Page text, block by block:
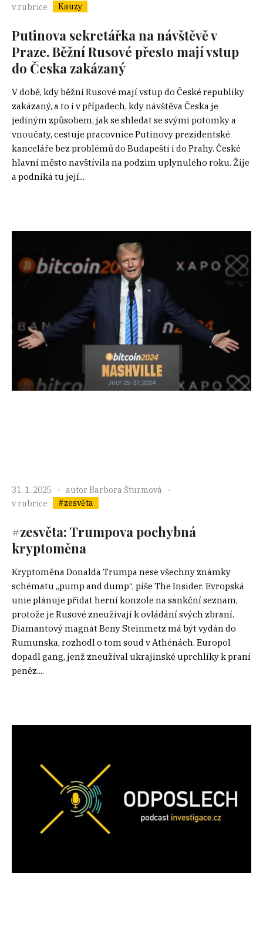
v rubrice
Kauzy
Putinova sekretářka na návštěvě v
Praze. Běžní Rusové přesto mají vstup
do Česka zakázaný
V době, kdy běžní Rusové mají vstup do České republiky
zakázaný, a to i v případech, kdy návštěva Česka je
jediným způsobem, jak se shledat se svými potomky a
vnoučaty, cestuje pracovnice Putinovy prezidentské
kanceláře bez problémů do Budapešti i do Prahy. České
hlavní město navštívila na podzim uplynulého roku. Žije
a podniká tu její...
31. 1. 2025 autor Barbora Šturmová
v rubrice
#zesvěta
#zesvěta: Trumpova pochybná
kryptoměna
Kryptoměna Donalda Trumpa nese všechny známky
schématu „pump and dump“, píše The Insider. Evropská
unie plánuje přidat herní konzole na sankční seznam,
protože je Rusové zneužívají k ovládání svých zbraní.
Diamantový magnát Beny Steinmetz má být vydán do
Rumunska, rozhodl o tom soud v Athénách. Europol
dopadl gang, jenž zneužíval ukrajinské uprchlíky k praní
peněz....